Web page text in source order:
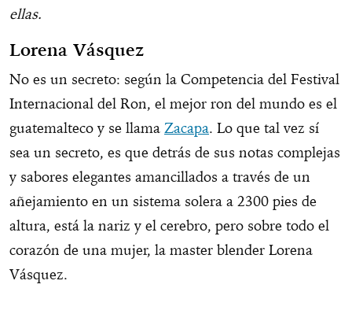
ellas.
Lorena Vásquez
No es un secreto: según la Competencia del Festival
Internacional del Ron, el mejor ron del mundo es el
guatemalteco y se llama Zacapa. Lo que tal vez sí
sea un secreto, es que detrás de sus notas complejas
y sabores elegantes amancillados a través de un
añejamiento en un sistema solera a 2300 pies de
altura, está la nariz y el cerebro, pero sobre todo el
corazón de una mujer, la master blender Lorena
Vásquez.